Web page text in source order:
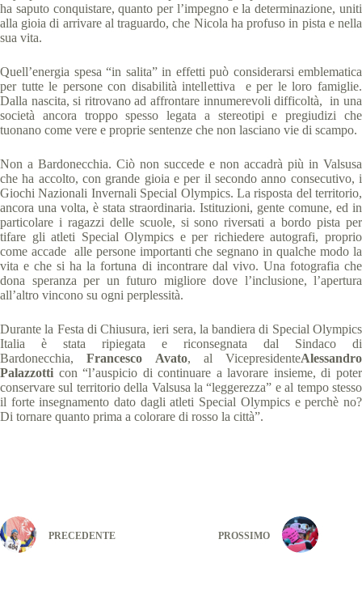
ha saputo conquistare, quanto per l’impegno e la determinazione, uniti
alla gioia di arrivare al traguardo, che Nicola ha profuso in pista e nella
sua vita.
Quell’energia spesa “in salita” in effetti può considerarsi emblematica
per tutte le persone con disabilità intellettiva e per le loro famiglie.
Dalla nascita, si ritrovano ad affrontare innumerevoli difficoltà, in una
società ancora troppo spesso legata a stereotipi e pregiudizi che
tuonano come vere e proprie sentenze che non lasciano vie di scampo.
Non a Bardonecchia. Ciò non succede e non accadrà più in Valsusa
che ha accolto, con grande gioia e per il secondo anno consecutivo, i
Giochi Nazionali Invernali Special Olympics. La risposta del territorio,
ancora una volta, è stata straordinaria. Istituzioni, gente comune, ed in
particolare i ragazzi delle scuole, si sono riversati a bordo pista per
tifare gli atleti Special Olympics e per richiedere autografi, proprio
come accade alle persone importanti che segnano in qualche modo la
vita e che si ha la fortuna di incontrare dal vivo. Una fotografia che
dona speranza per un futuro migliore dove l’inclusione, l’apertura
all’altro vincono su ogni perplessità.
Durante la Festa di Chiusura, ieri sera, la bandiera di Special Olympics
Italia è stata ripiegata e riconsegnata dal Sindaco di
Bardonecchia,Francesco Avato, al VicepresidenteAlessandro
Palazzotti con “l’auspicio di continuare a lavorare insieme, di poter
conservare sul territorio della Valsusa la “leggerezza” e al tempo stesso
il forte insegnamento dato dagli atleti Special Olympics e perchè no?
Di tornare quanto prima a colorare di rosso la città”.
PRECEDENTE PROSSIMO